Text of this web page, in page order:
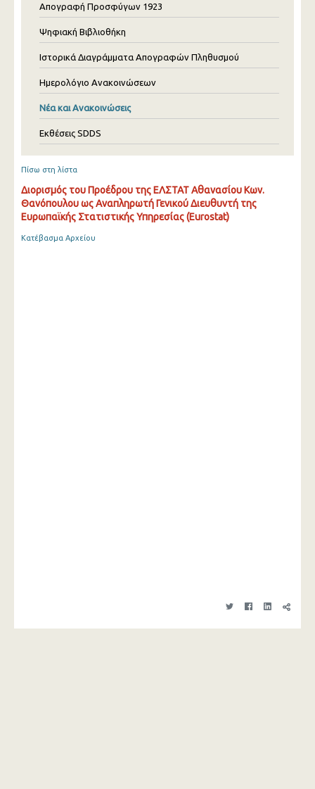
Απογραφή Προσφύγων 1923
Ψηφιακή Βιβλιοθήκη
Ιστορικά Διαγράμματα Απογραφών Πληθυσμού
Ημερολόγιο Ανακοινώσεων
Νέα και Ανακοινώσεις
Εκθέσεις SDDS
Πίσω στη λίστα
Διορισμός του Προέδρου της ΕΛΣΤΑΤ Αθανασίου Κων.
Θανόπουλου ως Αναπληρωτή Γενικού Διευθυντή της
Ευρωπαϊκής Στατιστικής Υπηρεσίας (Eurostat)
Κατέβασμα Αρχείου